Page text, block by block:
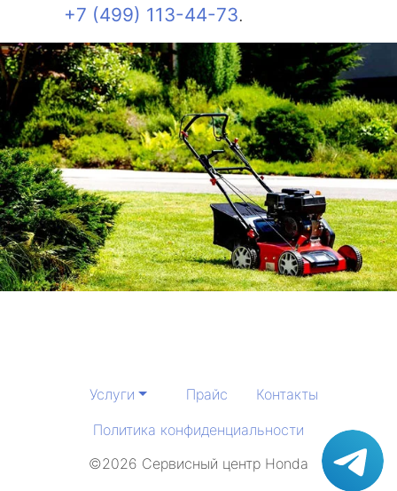
метро Черкизовская
метро Таганская
метро Тургеневская
метро Тимирязевская
метро Технопарк
метро Щелковская
метро Чистые пруды
метро Царицыно
+7 (499) 113-44-73.
Услуги Прайс
Контакты
Политика конфиденциальности
©2026 Сервисный центр Honda